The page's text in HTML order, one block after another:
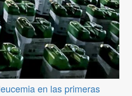
en las primeras